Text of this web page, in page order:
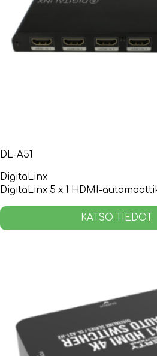
DL-A51
DigitaLinx
DigitaLinx 5 x 1 HDMI-
KATSO TIEDOT